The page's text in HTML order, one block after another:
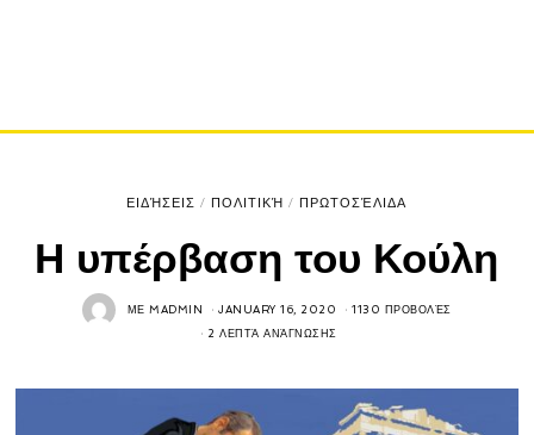
ΕΙΔΉΣΕΙΣ / ΠΟΛΙΤΙΚΉ / ΠΡΩΤΟΣΈΛΙΔΑ
Η υπέρβαση του Κούλη
ΜΕMADMIN JANUARY 16, 2020 1130 ΠΡΟΒΟΛΈΣ
2 ΛΕΠΤΆ ΑΝΆΓΝΩΣΗΣ